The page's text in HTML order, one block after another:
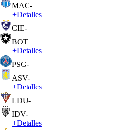
MAC-
+Detalles
CIE-
BOT-
+Detalles
PSG-
ASV-
+Detalles
LDU-
IDV-
+Detalles